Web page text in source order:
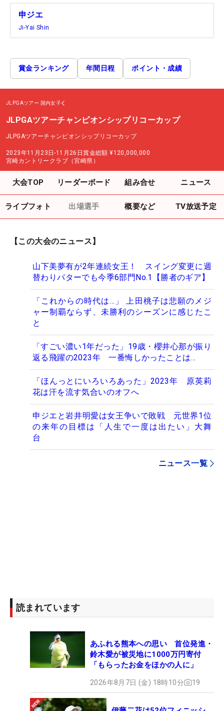
申ジエ
Ji-Yai Shin
賞金ランキング 年間日程 ポイント・成績
JLPGAツアー 国内女子
JLPGAツアーチャンピオンシップリコーカップ
JLPGAツアーチャンピオンシップリコーカップ
2023年11月23日-11月26日賞金総額 ¥120,000,000
宮崎カントリークラブ（宮崎県）
大会TOP リーダーボード 組み合せ ニュース
ライブフォト 出場選手 概要など TV放送予定
【この大会のニュース】
山下美夢有が2年連続女王！ スイング変更に週
替わりパターでも今季6部門No.1【勝者のギア】
「これからの時代は…」 上田桃子は悲願のメジ
ャー制覇ならず、未勝利のシーズンに感じたこ
と
「すごい濃い1年だった」19歳・櫻井心那が振り
返る飛躍の2023年 一番悔しかったことは…
「ほんっとにいろいろあった」2023年 原英莉
花は汗を流す気合いのオフへ
申ジエと岩井明愛は女王争いで敗戦 元世界1位
の来年の目標は「人生で一度は出たい」大舞
台
ニュース一覧
読まれています
あふれる熊本への思い 首位発進・
鈴木愛が被災地に1000万円寄付
「もらったお金をほかの人に」
2026年8月7日 (金) 18時10分 19